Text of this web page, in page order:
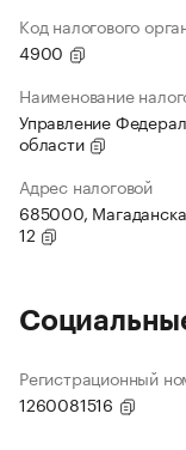
Код налогового
4900
Наименование
Управление
области
Адрес налоговой
685000,
12
Регистрационный
1260081516